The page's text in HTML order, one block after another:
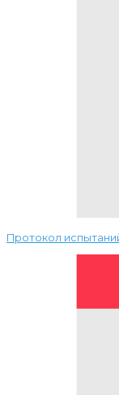
Протокол